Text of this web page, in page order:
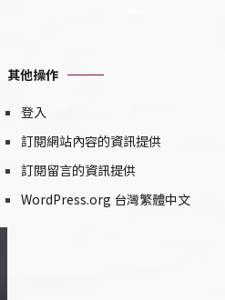
其他操作
登入
訂閱網站內容的資訊提供
訂閱留言的資訊提供
WordPress.org 台灣繁體中文